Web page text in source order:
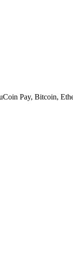
Pay, Bitcoin,